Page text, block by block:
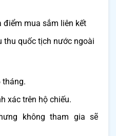
điểm mua sắm liên kết
thu quốc tịch nước ngoài
tháng.
xác trên hộ chiếu.
không tham gia sẽ